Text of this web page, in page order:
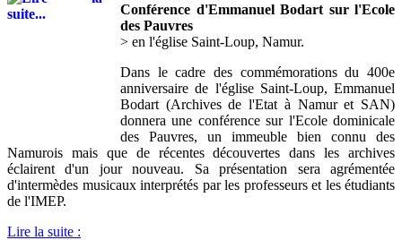
Conférence d'Emmanuel Bodart sur l'Ecole
des Pauvres
> en l'église Saint-Loup, Namur.
Dans le cadre des commémorations du 400e
anniversaire de l'église Saint-Loup, Emmanuel
Bodart (Archives de l'Etat à Namur et SAN)
donnera une conférence sur l'Ecole dominicale
des Pauvres, un immeuble bien connu des
Namurois mais que de récentes découvertes dans les archives
éclairent d'un jour nouveau. Sa présentation sera agrémentée
d'intermèdes musicaux interprétés par les professeurs et les étudiants
de l'IMEP.
Lire la suite :